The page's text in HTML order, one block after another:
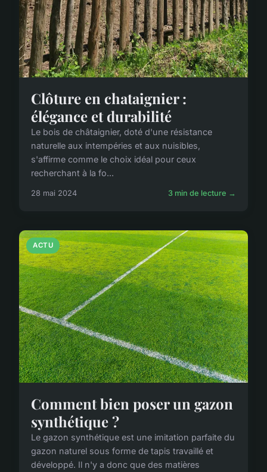
Clôture en chataignier :
élégance et durabilité
Le bois de châtaignier, doté d'une résistance
naturelle aux intempéries et aux nuisibles,
s'affirme comme le choix idéal pour ceux
recherchant à la fo...
28 mai 2024 3 min de lecture →
ACTU
Comment bien poser un gazon
synthétique ?
Le gazon synthétique est une imitation parfaite du
gazon naturel sous forme de tapis travaillé et
développé. Il n'y a donc que des matières